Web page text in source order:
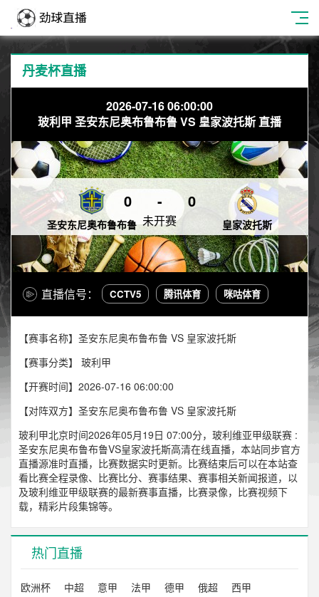
丹麦杯直播
2026-07-16 06:00:00
玻利甲 圣安东尼奥布鲁布鲁 VS 皇家波托斯 直播
圣安东尼奥布鲁布鲁
0 - 0
皇家波托斯
未开赛
直播信号： CCTV5 腾讯体育 咪咕体育
【赛事名称】圣安东尼奥布鲁布鲁 VS 皇家波托斯
【赛事分类】 玻利甲
【开赛时间】2026-07-16 06:00:00
【对阵双方】圣安东尼奥布鲁布鲁 VS 皇家波托斯
玻利甲北京时间2026年05月19日 07:00分，玻利维亚甲级联赛 :
圣安东尼奥布鲁布鲁VS皇家波托斯高清在线直播，本站同步官方
直播源准时直播，比赛数据实时更新。比赛结束后可以在本站查
看比赛全程录像、比赛比分、赛事结果、赛事相关新闻报道，以
及玻利维亚甲级联赛的最新赛事直播，比赛录像，比赛视频下
载，精彩片段集锦等。
热门直播
欧洲杯 中超 意甲 法甲 德甲 俄超
西甲